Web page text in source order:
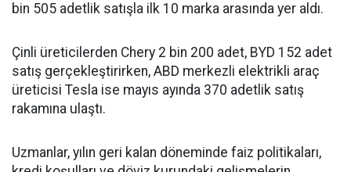
bin 505 adetlik satışla ilk 10 marka arasında yer aldı.
Çinli üreticilerden Chery 2 bin 200 adet, BYD 152 adet
satış gerçekleştirirken, ABD merkezli elektrikli araç
üreticisi Tesla ise mayıs ayında 370 adetlik satış
rakamına ulaştı.
Uzmanlar, yılın geri kalan döneminde faiz politikaları,